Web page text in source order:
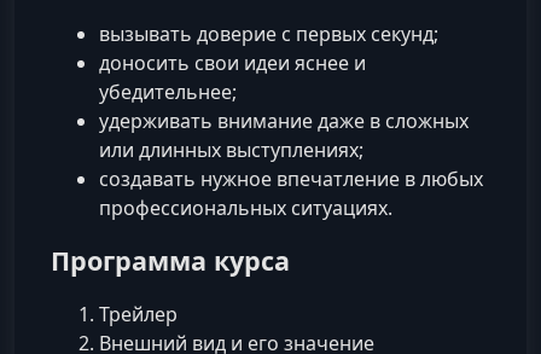
вызывать доверие с первых секунд;
доносить свои идеи яснее и
убедительнее;
удерживать внимание даже в сложных
или длинных выступлениях;
создавать нужное впечатление в любых
профессиональных ситуациях.
Программа курса
Трейлер
Внешний вид и его значение